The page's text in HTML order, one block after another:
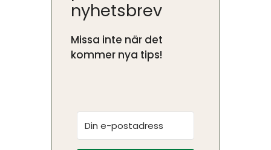
nyhetsbrev
Missa inte när det
kommer nya tips!